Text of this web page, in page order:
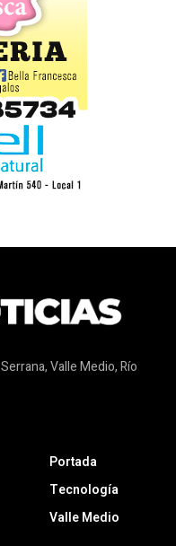
Valle Medio, Río
Portada
Tecnología
Valle Medio